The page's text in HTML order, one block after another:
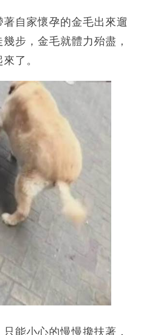
著自家懷孕的金毛出來遛
步，金毛就體力殆盡，
了。
能小心的慢慢攙扶著，